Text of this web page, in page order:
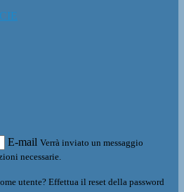
E-mail Verrà inviato un messaggio
necessarie.
utente? Effettua il reset della password